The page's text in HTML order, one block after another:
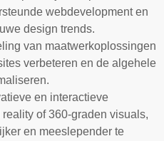
webdevelopment en
design trends.
van maatwerkoplossingen
verbeteren en de algehele
en interactieve
of 360-graden visuals,
en meeslepender te